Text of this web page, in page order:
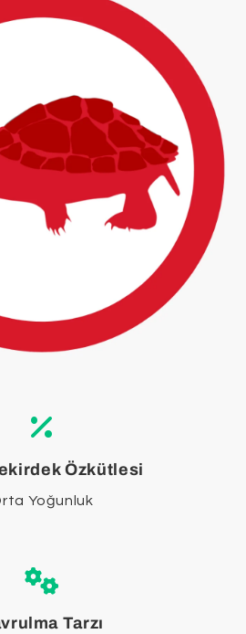
Özkütlesi
Yoğunluk
Tarzı